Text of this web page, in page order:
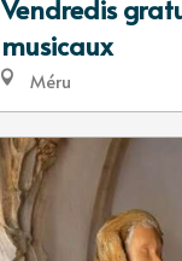
Vendredis
musicaux
Méru